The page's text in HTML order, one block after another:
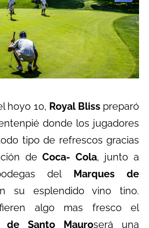
hoyo 10, Royal Bliss preparó
donde los jugadores
tipo de refrescos gracias
deCoca- Cola, junto a
del Marques de
su esplendido vino tino.
algo mas fresco el
de Santo Mauroserá una